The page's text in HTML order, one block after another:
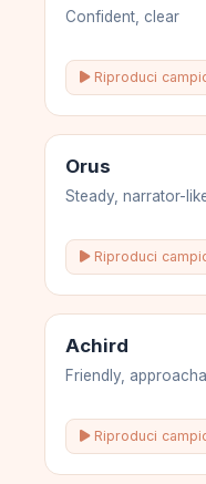
Confident, clear
Riproduci
Orus
Steady, narrator-
Riproduci
Achird
Friendly,
Riproduci